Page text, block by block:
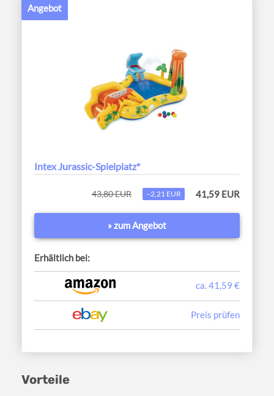
Angebot
Intex Jurassic-Spielplatz*
43,80 EUR −2,21 EUR 41,59 EUR
» zum Angebot
Erhältlich bei:
ca. 41,59 €
Preis prüfen
Vorteile